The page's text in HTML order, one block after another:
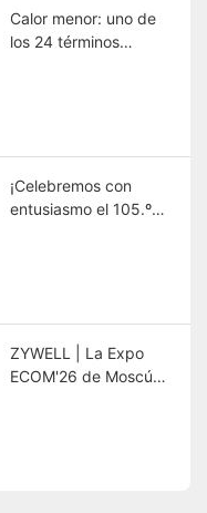
Calor menor: uno de
los 24 términos
¡Celebremos con
entusiasmo el 105.º
ZYWELL | La Expo
ECOM'26 de Moscú